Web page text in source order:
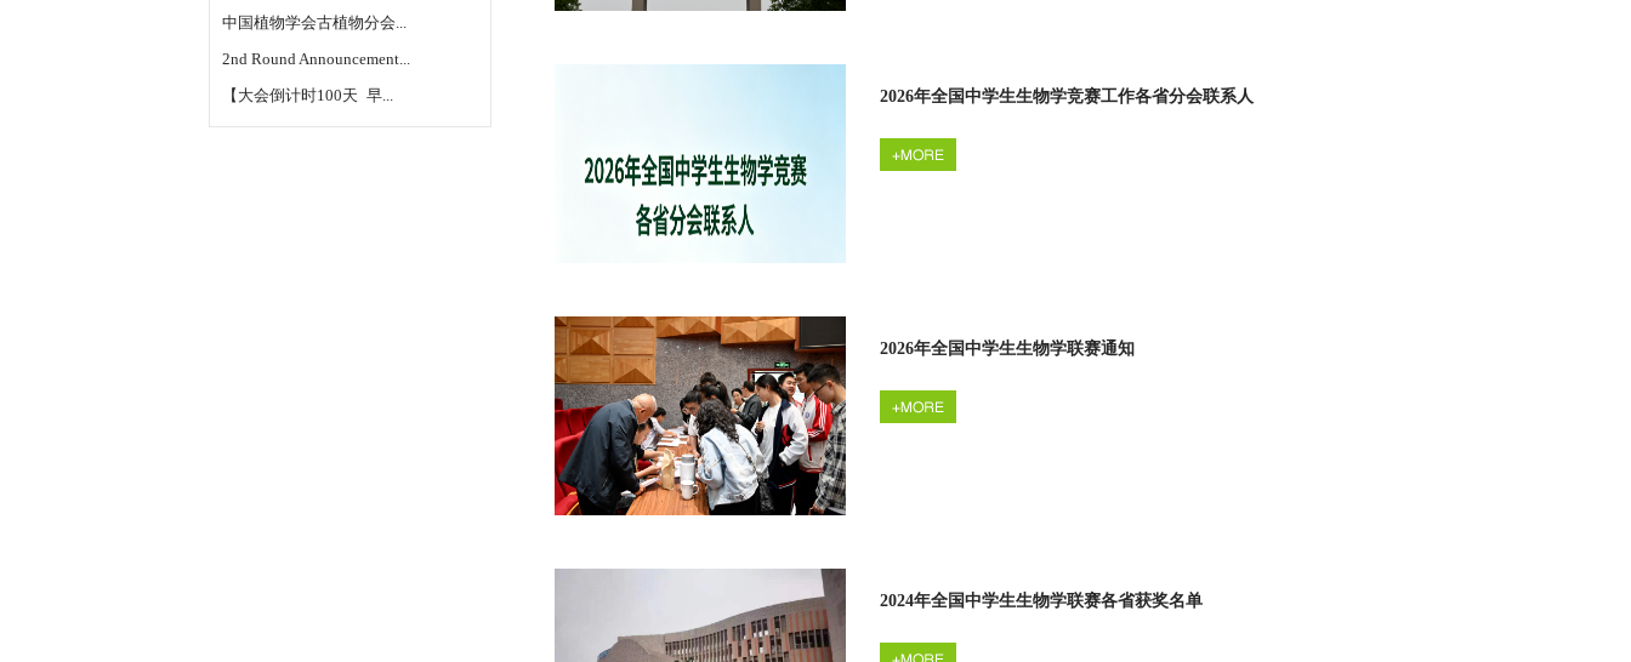
中国植物学会古植物分会...
2nd Round Announcement...
【大会倒计时100天 早...
2026年全国中学生生物学竞赛工作各省分会联系人
2026年全国中学生生物学联赛通知
2024年全国中学生生物学联赛各省获奖名单